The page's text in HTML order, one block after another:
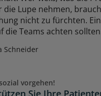
die Lupe nehmen,
nicht zu fürchten.
die Teams achten
Schneider
vorgehen!
Sie Ihre